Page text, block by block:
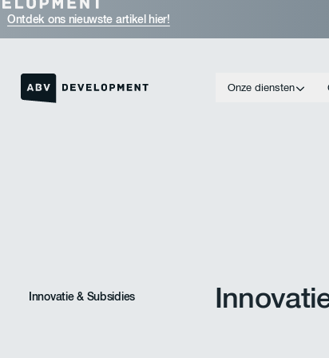
Ontdek ons nieuwste artikel hier!
Onze diensten
Innovatie & Subsidies